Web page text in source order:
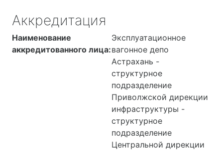
территорий санитарно-
защитных зон
(параметры шума).
Аккредитация
Наименование
аккредитованного лица:
Эксплуатационное
вагонное депо
Астрахань -
структурное
подразделение
Приволжской дирекции
инфраструктуры -
структурное
подразделение
Центральной дирекции